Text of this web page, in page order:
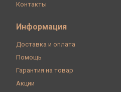
Контакты
Информация
Доставка и оплата
Помощь
Гарантия на товар
Акции